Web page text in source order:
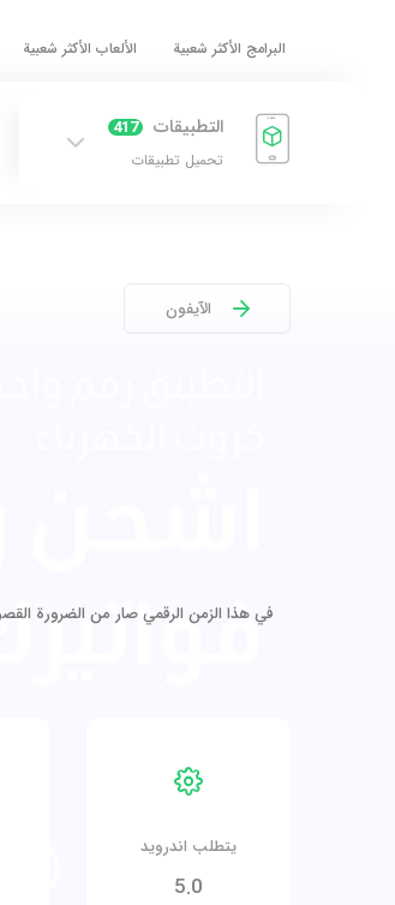
البرامج الأكثر شعبية الألعاب الأكثر شعبية
التطبيقات 417
تحميل تطبيقات
الآيفون
في هذا الزمن الرقمي صار من الضرورة
يتطلب اندرويد
5.0